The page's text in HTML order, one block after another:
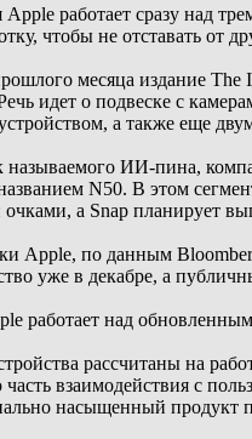
работает сразу над
чтобы не отставать от
месяца издание The
идет о подвеске с
а также еще
называемого ИИ-пина,
N50. В этом
а Snap планирует
Apple, по данным
уже в декабре, а
работает над
рассчитаны на
взаимодействия с
насыщенный продукт